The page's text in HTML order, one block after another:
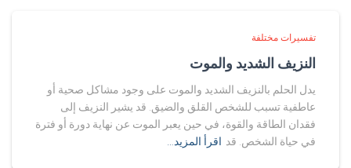
تفسيرات مختلفة
النزيف الشديد والموت
يدل الحلم بالنزيف الشديد والموت على وجود مشاكل صحية أو
عاطفية تسبب للشخص القلق والضيق. قد يشير النزيف إلى
فقدان الطاقة والقوة، في حين يعبر الموت عن نهاية دورة أو فترة
في حياة الشخص. قد اقرأ المزيد…